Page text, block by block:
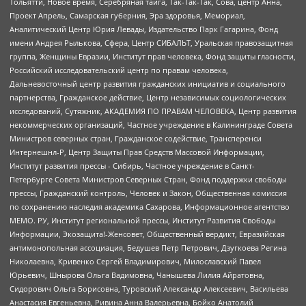
Проект Апрель, Самарская губерния, Эра здоровья, Мемориал,
Аналитический Центр Юрия Левады, Издательство Парк Гагарина, Фонд
имени Андрея Рылькова, Сфера, Центр СИБАЛЬТ, Уральская правозащитная
группа, Женщины Евразии, Институт прав человека, Фонд защиты гласности,
Российский исследовательский центр по правам человека,
Дальневосточный центр развития гражданских инициатив и социального
партнерства, Гражданское действие, Центр независимых социологических
исследований, Сутяжник, АКАДЕМИЯ ПО ПРАВАМ ЧЕЛОВЕКА, Центр развития
некоммерческих организаций, Частное учреждение в Калининграде Совета
Министров северных стран, Гражданское содействие, Трансперенси
Интернешнл-Р, Центр Защиты Прав Средств Массовой Информации,
Институт развития прессы - Сибирь, Частное учреждение в Санкт-
Петербурге Совета Министров Северных Стран, Фонд поддержки свободы
прессы, Гражданский контроль, Человек и Закон, Общественная комиссия
по сохранению наследия академика Сахарова, Информационное агентство
МЕМО. РУ, Институт региональной прессы, Институт Развития Свободы
Информации, Экозащита!-Женсовет, Общественный вердикт, Евразийская
антимонопольная ассоциация, Бедушев Петр Петрович, Дзугкоева Регина
Николаевна, Кривенко Сергей Владимирович, Милославский Павел
Юрьевич, Шнырова Ольга Вадимовна, Чанышева Лилия Айратовна,
Сидорович Ольга Борисовна, Туровский Александр Алексеевич, Васильева
Анастасия Евгеньевна, Ривина Анна Валерьевна, Бойко Анатолий